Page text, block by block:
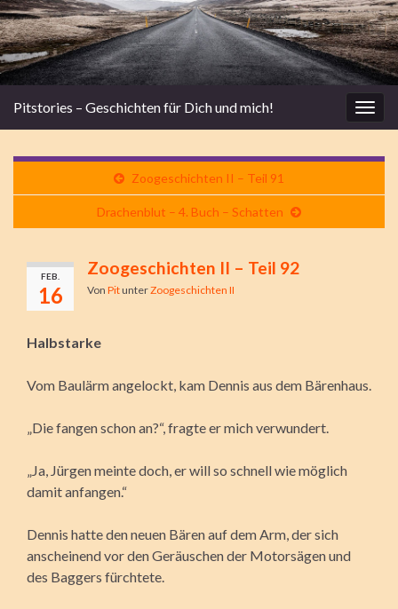
Pitstories – Geschichten für Dich und mich!
Zoogeschichten II – Teil 91
Drachenblut – 4. Buch – Schatten
FEB.
16
Zoogeschichten II – Teil 92
Von PitunterZoogeschichten II
Halbstarke
Vom Baulärm angelockt, kam Dennis aus dem Bärenhaus.
„Die fangen schon an?“, fragte er mich verwundert.
„Ja, Jürgen meinte doch, er will so schnell wie möglich
damit anfangen.“
Dennis hatte den neuen Bären auf dem Arm, der sich
anscheinend vor den Geräuschen der Motorsägen und
des Baggers fürchtete.